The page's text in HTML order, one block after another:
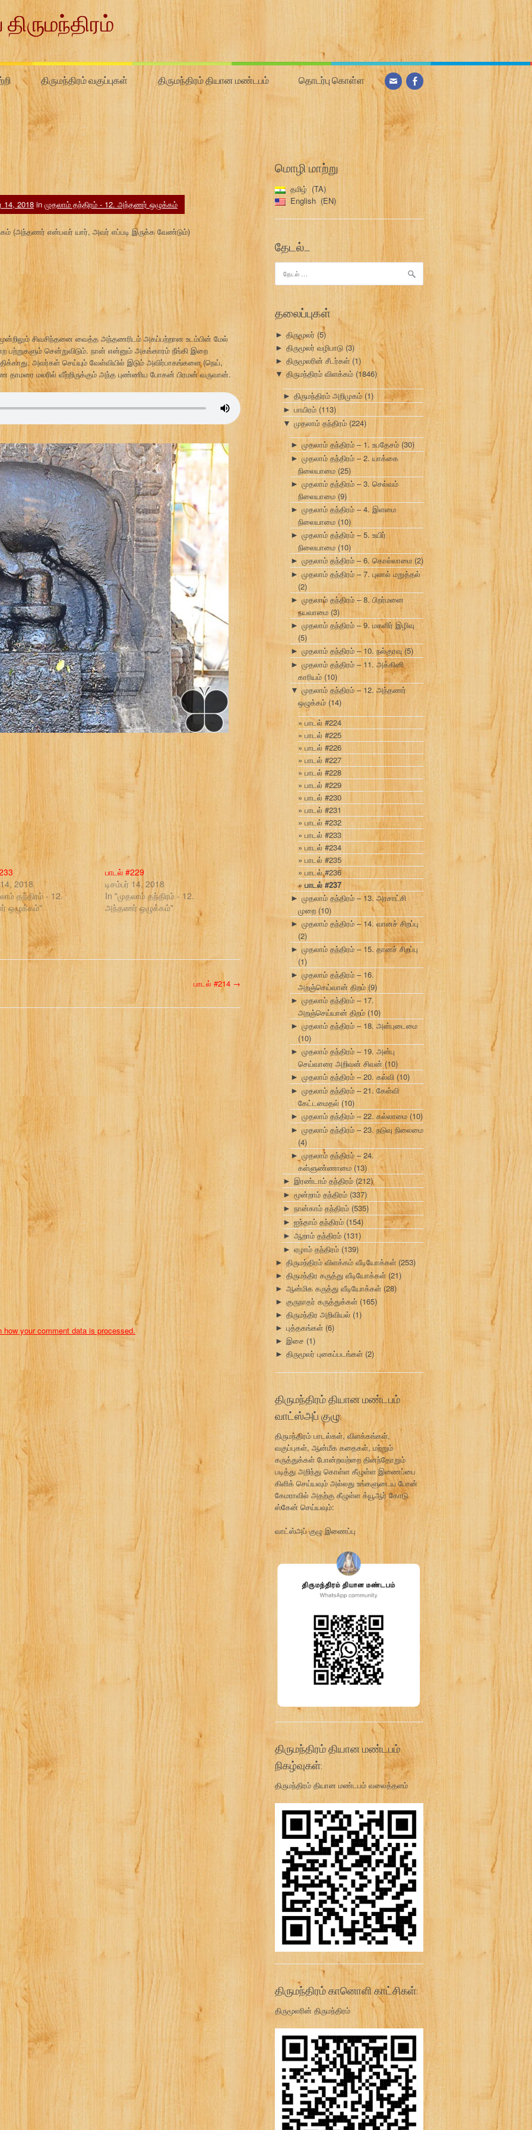
திருமந்திரம் வகுப்புகள் திருமந்திரம் தியான மண்டபம் தொடர்பு கொள்ள
14, 2018 in முதலாம் தந்திரம் - 12. அந்தணர் ஒழுக்கம்
(அந்தணர் என்பவர் யார், அவர் எப்படி இருக்க வேண்டும்)
சிவசிந்தனை வைத்த அந்தணரிடம் அகப்பற்றான உடம்பின் மேல்
பற்றுகளும் சென்றுவிடும். நான் என்னும் அகங்காரம் நீங்கி இறை
அவர்கள் செய்யும் வேள்வியில் இடும் அவிர்பாகங்களை (நெய்,
மலரில் வீற்றிருக்கும் அந்த புண்ணிய போகன் பிரமன் வருவான்.
2018
தந்திரம் - 12.
ஒழுக்கம்"
பாடல் #229
டிசம்பர் 14, 2018
In "முதலாம் தந்திரம் - 12.
அந்தணர் ஒழுக்கம்"
பாடல் #214 →
how your comment data is processed.
மொழி மாற்று
தமிழ்
TA
English
EN
தேடல்…
தேடு:
தலைப்புகள்
► திருமூலர் (5)
► திருமூலர் வழிபாடு (3)
► திருமூலரின் சீடர்கள் (1)
▼ திருமந்திரம் விளக்கம் (1846)
► திருமந்திரம் அறிமுகம் (1)
► பாயிரம் (113)
▼ முதலாம் தந்திரம் (224)
► முதலாம் தந்திரம் – 1. உபதேசம் (30)
► முதலாம் தந்திரம் – 2. யாக்கை
நிலையாமை (25)
► முதலாம் தந்திரம் – 3. செல்வம்
நிலையாமை (9)
► முதலாம் தந்திரம் – 4. இளமை
நிலையாமை (10)
► முதலாம் தந்திரம் – 5. உயிர்
நிலையாமை(10)
► முதலாம் தந்திரம் – 6. கொல்லாமை (2)
► முதலாம் தந்திரம் – 7. புலால் மறுத்தல்
(2)
► முதலாம் தந்திரம் – 8. பிறர்மனை
நயவாமை (3)
► முதலாம் தந்திரம் – 9. மகளிர் இழிவு
(5)
► முதலாம் தந்திரம் – 10. நல்குரவு (5)
► முதலாம் தந்திரம் – 11. அக்கினி
காரியம் (10)
▼ முதலாம் தந்திரம் – 12. அந்தணர்
ஒழுக்கம் (14)
பாடல் #224
பாடல் #225
பாடல் #226
பாடல் #227
பாடல் #228
பாடல் #229
பாடல் #230
பாடல் #231
பாடல் #232
பாடல் #233
பாடல் #234
பாடல் #235
பாடல் #236
பாடல் #237
► முதலாம் தந்திரம் – 13. அரசாட்சி
முறை (10)
► முதலாம் தந்திரம் – 14. வானச் சிறப்பு
(2)
► முதலாம் தந்திரம் – 15. தானச் சிறப்பு
(1)
► முதலாம் தந்திரம் – 16.
அறஞ்செய்வான் திறம் (9)
► முதலாம் தந்திரம் – 17.
அறஞ்செய்யான் திறம் (10)
► முதலாம் தந்திரம் – 18. அன்புடைமை
(10)
► முதலாம் தந்திரம் – 19. அன்பு
செய்வாரை அறிவன் சிவன் (10)
► முதலாம் தந்திரம் – 20. கல்வி (10)
► முதலாம் தந்திரம் – 21. கேள்வி
கேட்டமைதல் (10)
► முதலாம் தந்திரம் – 22. கல்லாமை (10)
► முதலாம் தந்திரம் – 23. நடுவு நிலைமை
(4)
► முதலாம் தந்திரம் – 24.
கள்ளுண்ணாமை (13)
► இரண்டாம் தந்திரம் (212)
► மூன்றாம் தந்திரம் (337)
► நான்காம் தந்திரம் (535)
► ஐந்தாம் தந்திரம் (154)
► ஆறாம் தந்திரம் (131)
► ஏழாம் தந்திரம் (139)
► திருமந்திரம் விளக்கம் வீடியோக்கள் (253)
► திருமந்திர கருத்து வீடியோக்கள் (21)
► ஆன்மிக கருத்து வீடியோக்கள் (28)
► குருநாதர் கருத்துக்கள் (165)
► திருமந்திர அறிவியல் (1)
► புத்தகங்கள் (6)
► இசை (1)
► திருமூலர் புகைப்படங்கள் (2)
திருமந்திரம் தியான மண்டபம்
வாட்ஸ்அப் குழு:
திருமந்திரம் பாடல்கள், விளக்கங்கள்,
வகுப்புகள், ஆன்மீக கதைகள், மற்றும்
கருத்துக்கள் போன்றவற்றை தினந்தோறும்
படித்து அறிந்து கொள்ள கீழுள்ள இணைப்பை
கிளிக் செய்யவும் அல்லது உங்களுடைய போன்
கேமராவில் அதற்கு கீழுள்ள க்யூஆர் கோடு
ஸ்கேன் செய்யவும்:
வாட்ஸ்அப் குழு இணைப்பு
திருமந்திரம் தியான மண்டபம்
நிகழ்வுகள்:
திருமந்திரம் தியான மண்டபம் வலைத்தளம்
திருமந்திரம் கானொளி காட்சிகள்:
திருமூலரின் திருமந்திரம்